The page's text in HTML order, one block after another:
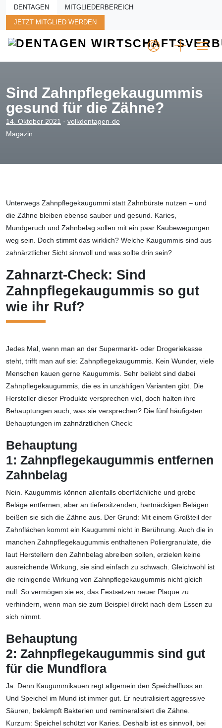
Skip to main content
DENTAGEN MITGLIEDERBEREICH
JETZT MITGLIED WERDEN
Sind Zahnpflegekaugummis
gesund für die Zähne?
14. Oktober 2021 · volkdentagen-de
Magazin
Unterwegs Zahnpflegekaugummi statt Zahnbürste nutzen – und
die Zähne bleiben ebenso sauber und gesund. Karies,
Mundgeruch und Zahnbelag sollen mit ein paar Kaubewegungen
weg sein. Doch stimmt das wirklich? Welche Kaugummis sind aus
zahnärztlicher Sicht sinnvoll und was sollte drin sein?
Zahnarzt-Check: Sind
Zahnpflegekaugummis so gut
wie ihr Ruf?
Jedes Mal, wenn man an der Supermarkt- oder Drogeriekasse
steht, trifft man auf sie: Zahnpflegekaugummis. Kein Wunder, viele
Menschen kauen gerne Kaugummis. Sehr beliebt sind dabei
Zahnpflegekaugummis, die es in unzähligen Varianten gibt. Die
Hersteller dieser Produkte versprechen viel, doch halten ihre
Behauptungen auch, was sie versprechen? Die fünf häufigsten
Behauptungen im zahnärztlichen Check:
Behauptung
1: Zahnpflegekaugummis entfernen
Zahnbelag
Nein. Kaugummis können allenfalls oberflächliche und grobe
Beläge entfernen, aber an tiefersitzenden, hartnäckigen Belägen
beißen sie sich die Zähne aus. Der Grund: Mit einem Großteil der
Zahnflächen kommt ein Kaugummi nicht in Berührung. Auch die in
manchen Zahnpflegekaugummis enthaltenen Poliergranulate, die
laut Herstellern den Zahnbelag abreiben sollen, erzielen keine
ausreichende Wirkung, sie sind einfach zu schwach. Gleichwohl ist
die reinigende Wirkung von Zahnpflegekaugummis nicht gleich
null. So vermögen sie es, das Festsetzen neuer Plaque zu
verhindern, wenn man sie zum Beispiel direkt nach dem Essen zu
sich nimmt.
Behauptung
2: Zahnpflegekaugummis sind gut
für die Mundflora
Ja. Denn Kaugummikauen regt allgemein den Speichelfluss an.
Und Speichel im Mund ist immer gut. Er neutralisiert aggressive
Säuren, bekämpft Bakterien und remineralisiert die Zähne.
Kurzum: Speichel schützt vor Karies. Deshalb ist es sinnvoll, bei